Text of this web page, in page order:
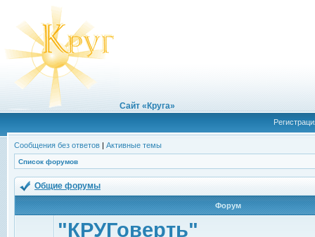
Сайт «Круга»
Сообщения без ответов | Активные темы
Список форумов
Общие форумы
Форум
"КРУГоверть"